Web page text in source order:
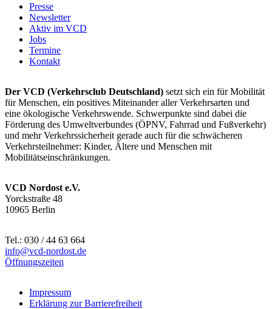
Presse
Newsletter
Aktiv im VCD
Jobs
Termine
Kontakt
Der VCD (Verkehrsclub Deutschland) setzt sich ein für Mobilität
für Menschen, ein positives Miteinander aller Verkehrsarten und
eine ökologische Verkehrswende. Schwerpunkte sind dabei die
Förderung des Umweltverbundes (ÖPNV, Fahrrad und Fußverkehr)
und mehr Verkehrssicherheit gerade auch für die schwächeren
Verkehrsteilnehmer: Kinder, Ältere und Menschen mit
Mobilitätseinschränkungen.
VCD Nordost e.V.
Yorckstraße 48
10965 Berlin
Tel.: 030 / 44 63 664
info@vcd-nordost.de
Öffnungszeiten
Impressum
Erklärung zur Barrierefreiheit